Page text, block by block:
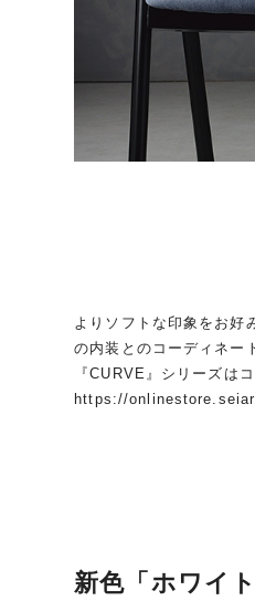
よりソフトな印象をお好
の内装とのコーディネー
『CURVE』シリーズは
https://
新色「ホワイ